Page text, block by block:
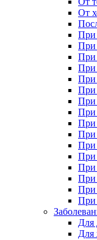
От
При
При
При
При
При
При
При
При
При
При
При
При
При
При
При
При
Для
Для